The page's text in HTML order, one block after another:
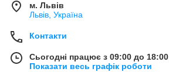
м. Львів
Львів, Україна
Контакти
Сьогодні працює з 09:00 до 18:00
Показати весь графік роботи